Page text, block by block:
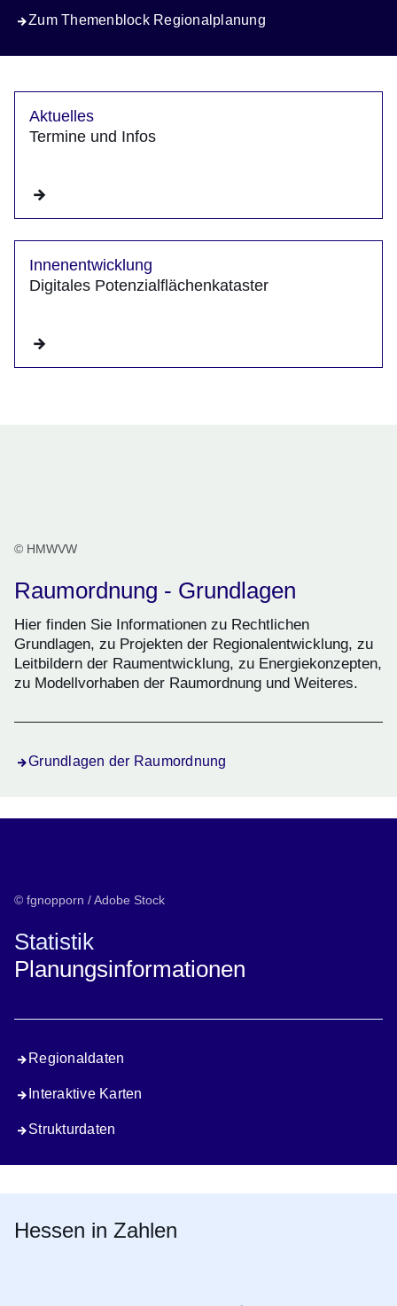
Zum Themenblock Regionalplanung
Aktuelles
Termine und Infos
Innenentwicklung
Digitales Potenzialflächenkataster
© HMWVW
Raumordnung - Grundlagen
Hier finden Sie Informationen zu Rechtlichen
Grundlagen, zu Projekten der Regionalentwicklung, zu
Leitbildern der Raumentwicklung, zu Energiekonzepten,
zu Modellvorhaben der Raumordnung und Weiteres.
Grundlagen der Raumordnung
© fgnopporn / Adobe Stock
Statistik
Planungsinformationen
Regionaldaten
Interaktive Karten
Strukturdaten
Hessen in Zahlen